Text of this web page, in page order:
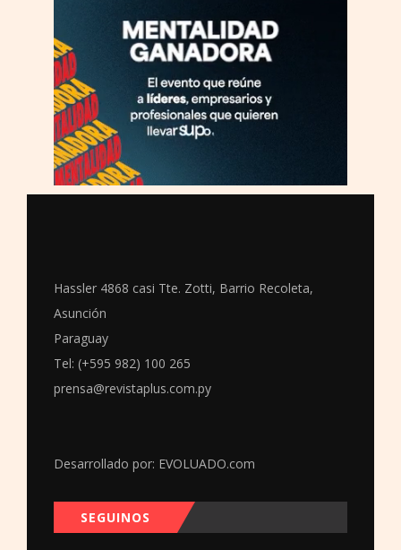
Hassler 4868 casi Tte. Zotti, Barrio Recoleta,
Asunción
Paraguay
Tel: (+595 982) 100 265
prensa@revistaplus.com.py
Desarrollado por: EVOLUADO.com
SEGUINOS